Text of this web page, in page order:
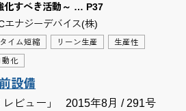
化すべき活動～ … P37
エナジーデバイス(株)
イム短縮 リーン生産 生産性
動化
設備
ビュー」 2015年8月 / 291号